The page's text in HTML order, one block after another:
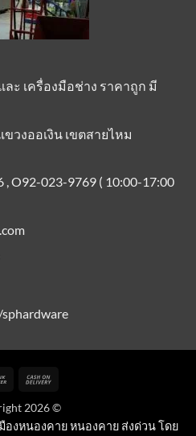
ะ เครื่องมือช่าง ราคาถูก มี
วงออเงิน เขตสายไหม
, O92-023-9769 ( 10:00-17:00
sphardware
Bank
Delivery
2026 ©
องหนองคาย หนองคาย ส่งด่วน โดย